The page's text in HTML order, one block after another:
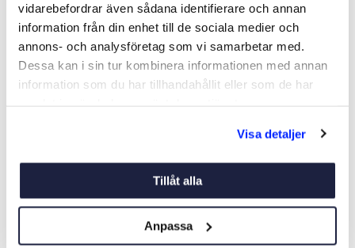
vidarebefordrar även sådana identifierare och annan
information från din enhet till de sociala medier och
annons- och analysföretag som vi samarbetar med.
Dessa kan i sin tur kombinera informationen med annan
information som du har tillhandahållit eller som de har
Visa detaljer
Tillåt alla
Anpassa
HANDYDOCK VALUE PACK
Art nr: 02369
595 kr
Ord. pris 1 159 kr
HANDYDOCK
BÅTSHAKEKROK
Art nr: 02361
135 kr
Köp
Liknande produkter